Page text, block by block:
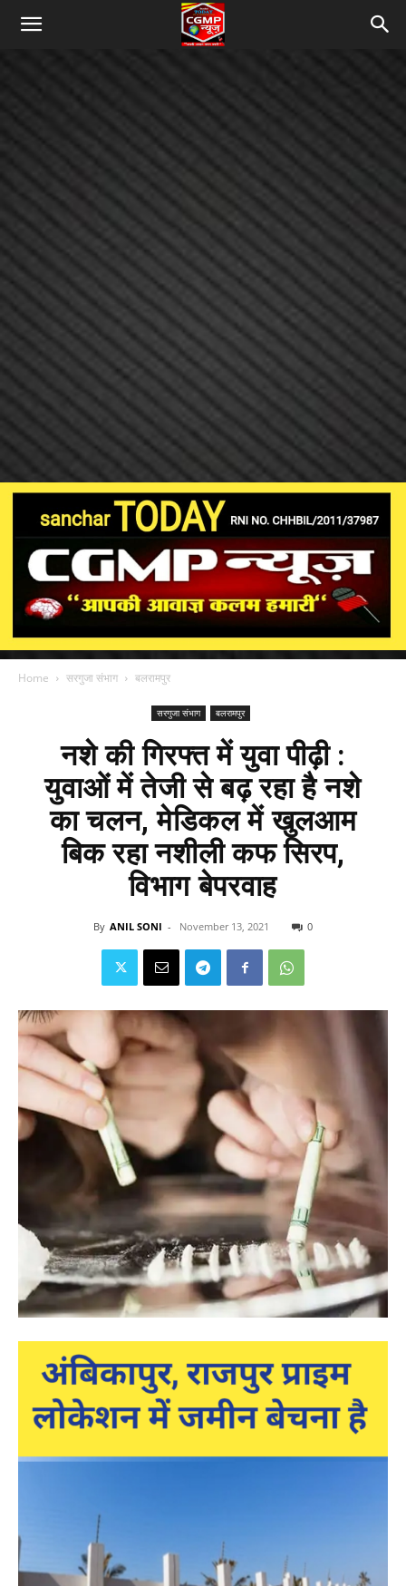
Home सरगुजा संभाग बलरामपुर
सरगुजा संभाग बलरामपुर
नशे की गिरफ्त में युवा पीढ़ी :
युवाओं में तेजी से बढ़ रहा है नशे
का चलन, मेडिकल में खुलआम
बिक रहा नशीली कफ सिरप,
विभाग बेपरवाह
By ANIL SONI - November 13, 2021 0